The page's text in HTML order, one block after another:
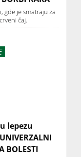
gde je smatraju za
čaj.
lepezu
BOLESTI